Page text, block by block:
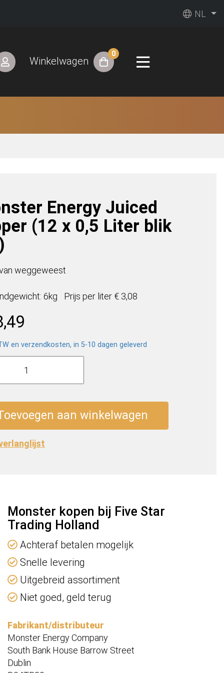
NL
Winkelwagen
0
Energy Juiced
(12 x 0,5 Liter blik
weggeweest
6kg Prijs per liter € 3,08
en verzendkosten, in 5-10 dagen geleverd
aan winkelwagen
Monster kopen bij Five Star
Trading Holland
Achteraf betalen mogelijk
Snelle levering
Uitgebreid assortiment
Niet goed, geld terug
Fabrikant/distributeur
Monster Energy Company
South Bank House Barrow Street
Dublin